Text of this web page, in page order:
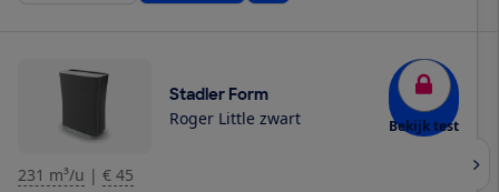
Stadler Form
Roger Little zwart Bekijk test
231 m³/u | € 45